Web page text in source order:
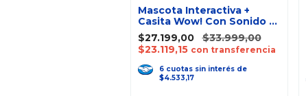
Mascota Interactiva +
Casita Wow! Con Sonido Y
Movimiento
$27.199,00
$33.999,00
$23.119,15 con transferencia
6 cuotas sin interés de
$4.533,17